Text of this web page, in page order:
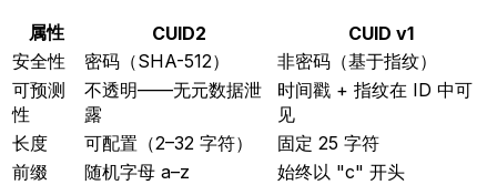
属性 CUID2
CUID v1
安全性
密码（SHA-512）
非密码（基于指纹）
可预测
性
不透明——无元数据泄
露
时间戳 + 指纹在 ID 中可
见
长度
可配置（2–32 字符）
固定 25 字符
前缀
随机字母 a–z
始终以 "c" 开头